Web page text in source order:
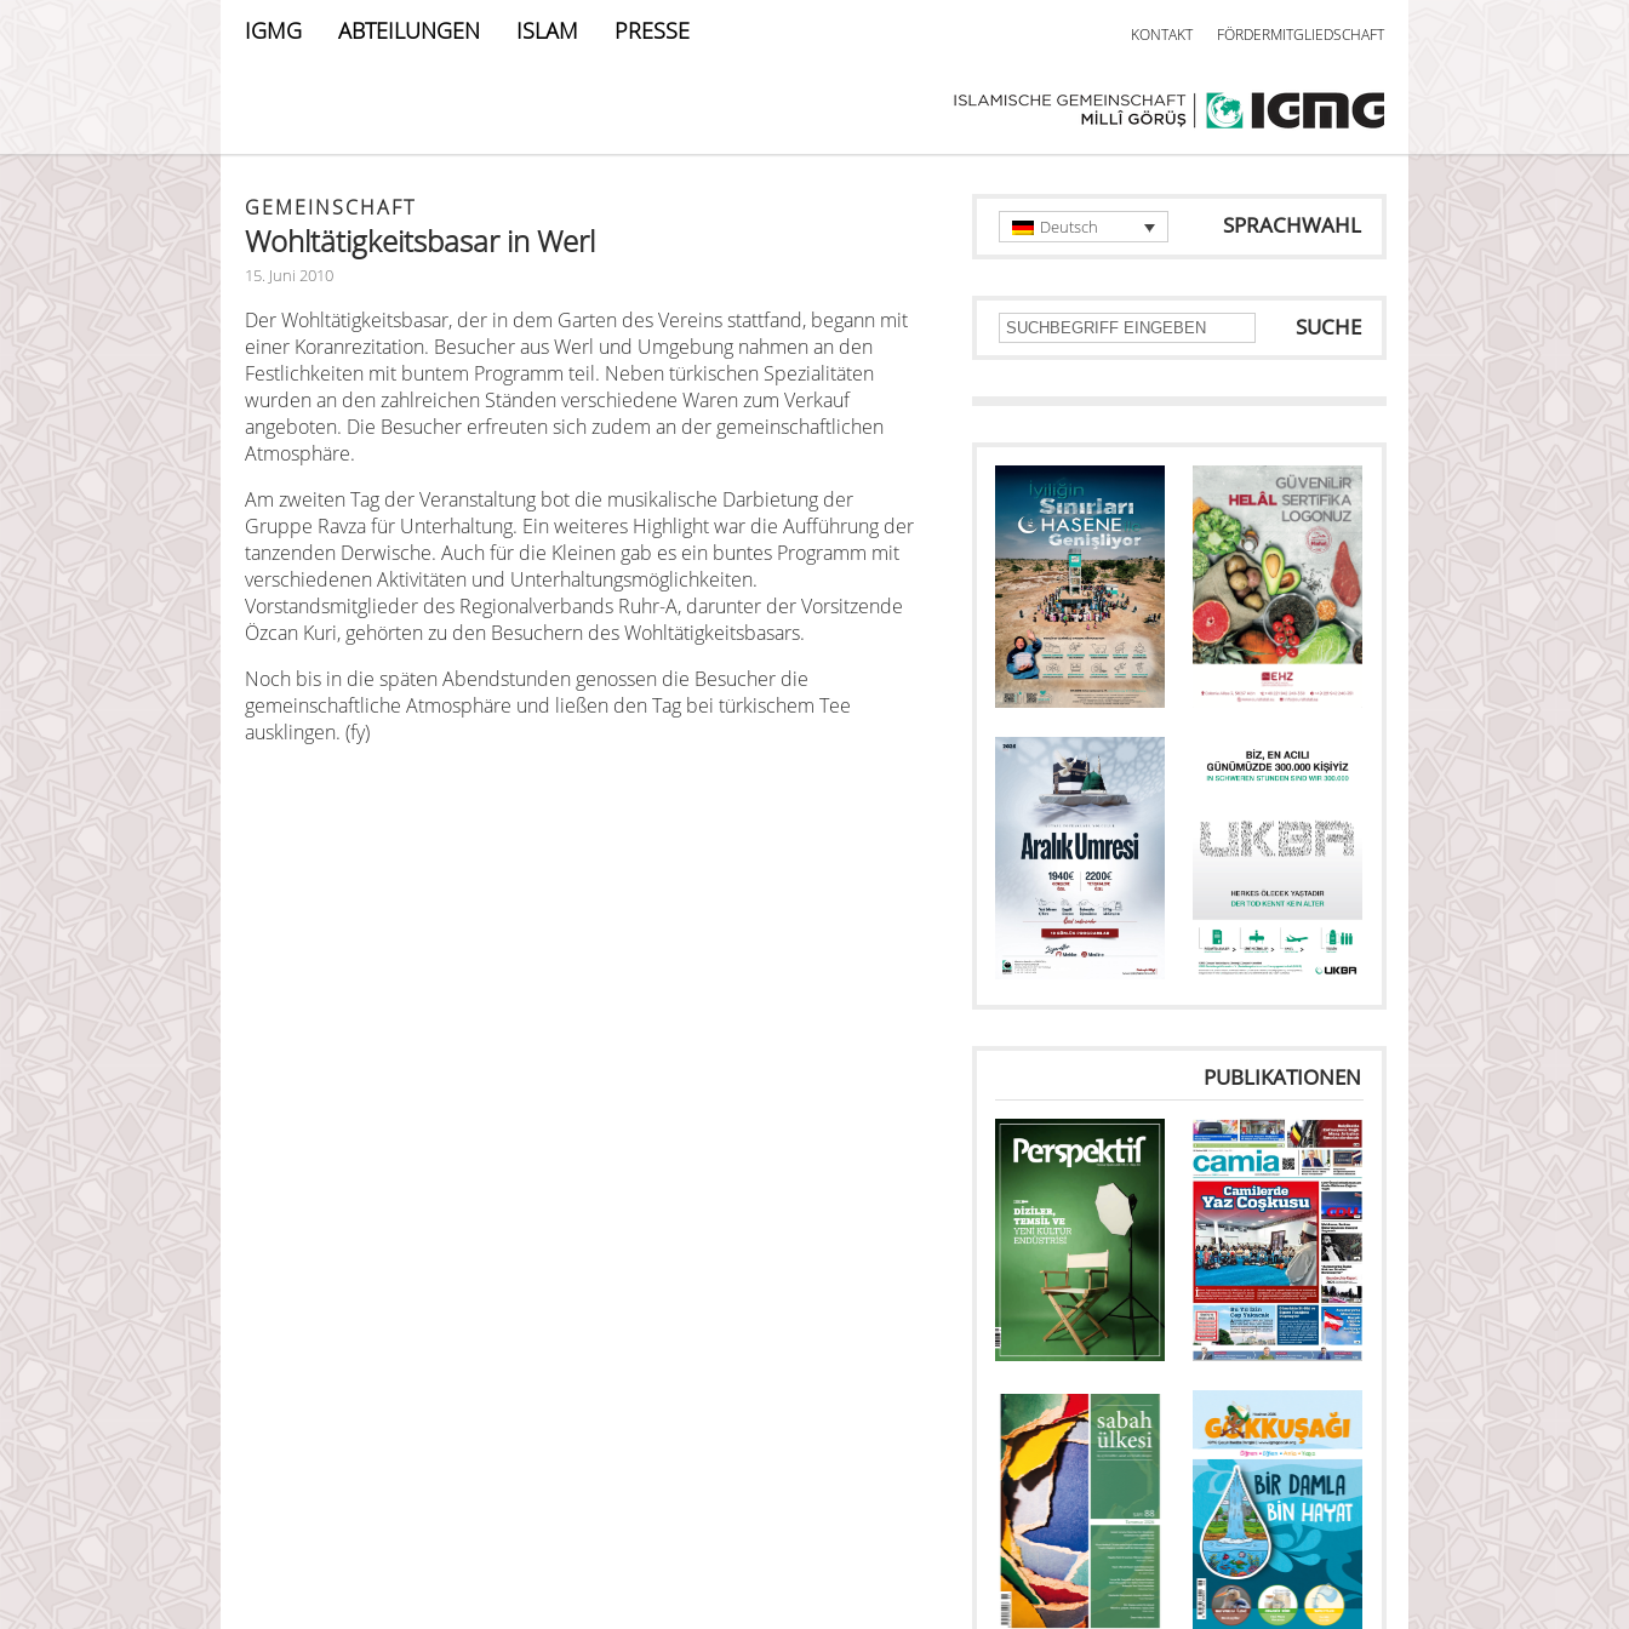
IGMG ABTEILUNGEN ISLAM PRESSE KONTAKT FÖRDERMITGLIEDSCHAFT
GEMEINSCHAFT
Wohltätigkeitsbasar in Werl
15. Juni 2010
Der Wohltätigkeitsbasar, der in dem Garten des Vereins stattfand, begann mit
einer Koranrezitation. Besucher aus Werl und Umgebung nahmen an den
Festlichkeiten mit buntem Programm teil. Neben türkischen Spezialitäten
wurden an den zahlreichen Ständen verschiedene Waren zum Verkauf
angeboten. Die Besucher erfreuten sich zudem an der gemeinschaftlichen
Atmosphäre.
Am zweiten Tag der Veranstaltung bot die musikalische Darbietung der
Gruppe Ravza für Unterhaltung. Ein weiteres Highlight war die Aufführung der
tanzenden Derwische. Auch für die Kleinen gab es ein buntes Programm mit
verschiedenen Aktivitäten und Unterhaltungsmöglichkeiten.
Vorstandsmitglieder des Regionalverbands Ruhr-A, darunter der Vorsitzende
Özcan Kuri, gehörten zu den Besuchern des Wohltätigkeitsbasars.
Noch bis in die späten Abendstunden genossen die Besucher die
gemeinschaftliche Atmosphäre und ließen den Tag bei türkischem Tee
ausklingen. (fy)
SPRACHWAHL
Deutsch
SUCHE
PUBLIKATIONEN